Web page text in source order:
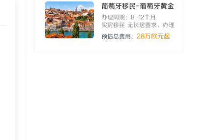
葡萄牙移民-葡萄牙黄金
居留许可
办理周期：8-12个月
买房移民 无长居要求，办理
周期短，畅行申根26国
预估总费用： 28万欧元起